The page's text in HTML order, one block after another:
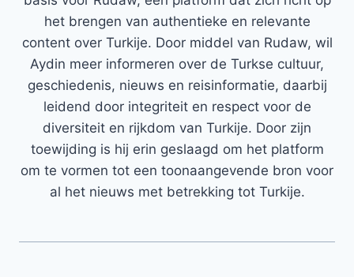
het brengen van authentieke en relevante
content over Turkije. Door middel van Rudaw, wil
Aydin meer informeren over de Turkse cultuur,
geschiedenis, nieuws en reisinformatie, daarbij
leidend door integriteit en respect voor de
diversiteit en rijkdom van Turkije. Door zijn
toewijding is hij erin geslaagd om het platform
om te vormen tot een toonaangevende bron voor
al het nieuws met betrekking tot Turkije.